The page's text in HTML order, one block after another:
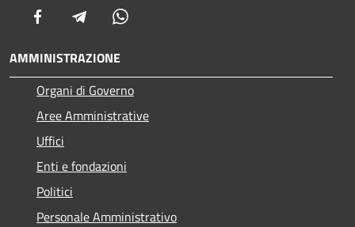
Facebook Telegram
AMMINISTRAZIONE
Organi di Governo
Aree Amministrative
Uffici
Enti e fondazioni
Politici
Personale Amministrativo